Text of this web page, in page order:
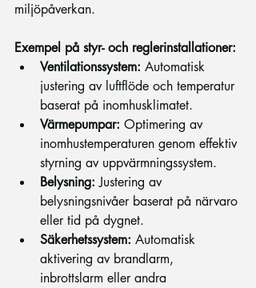
miljöpåverkan.
Exempel på styr- och reglerinstallationer:
Ventilationssystem: Automatisk
justering av luftflöde och temperatur
baserat på inomhusklimatet.
Värmepumpar: Optimering av
inomhustemperaturen genom effektiv
styrning av uppvärmningssystem.
Belysning: Justering av
belysningsnivåer baserat på närvaro
eller tid på dygnet.
Säkerhetssystem: Automatisk
aktivering av brandlarm,
inbrottslarm eller andra